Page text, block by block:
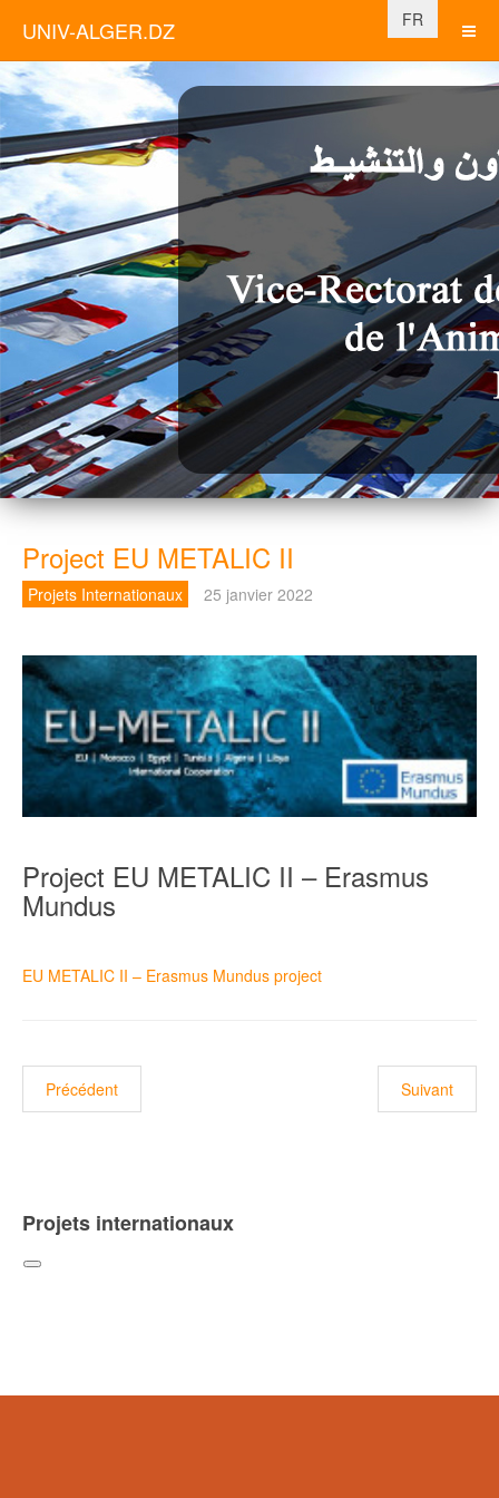
UNIV-ALGER.DZ
Sélectionnez
FR
Project EU METALIC II
Projets Internationaux 25 janvier 2022
Project EU METALIC II – Erasmus
Mundus
EU METALIC II – Erasmus Mundus project
Article précédent : Projet COMMO
Précédent Article
Suivant
Projets internationaux